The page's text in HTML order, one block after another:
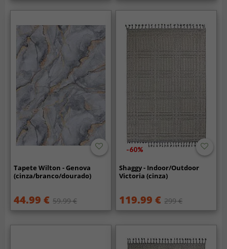
Tapete Wilton - Genova
(cinza/branco/dourado)
44.99 € 59.99 €
-60%
Shaggy - Indoor/Outdoor
Victoria (cinza)
119.99 € 299 €